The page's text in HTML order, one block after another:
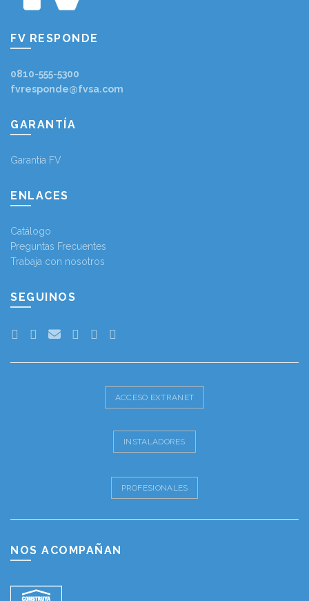
FV RESPONDE
0810-555-5300
fvresponde@fvsa.com
GARANTÍA
Garantía FV
ENLACES
Catálogo
Preguntas Frecuentes
Trabaja con nosotros
SEGUINOS
ACCESO EXTRANET
INSTALADORES
PROFESIONALES
NOS ACOMPAÑAN